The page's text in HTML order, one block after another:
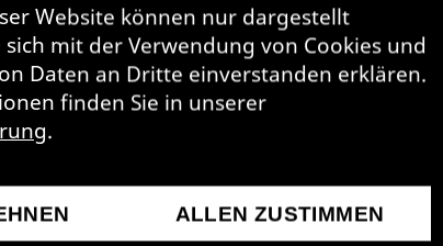
Website können nur dargestellt
mit der Verwendung von Cookies und
Daten an Dritte einverstanden erklären.
finden Sie in unserer
.
ALLEN ZUSTIMMEN